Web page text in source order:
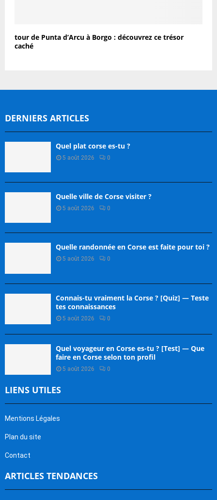
tour de Punta d’Arcu à Borgo : découvrez ce trésor
caché
DERNIERS ARTICLES
Quel plat corse es-tu ?
5 août 2026 0
Quelle ville de Corse visiter ?
5 août 2026 0
Quelle randonnée en Corse est faite pour toi ?
5 août 2026 0
Connais-tu vraiment la Corse ? [Quiz] — Teste
tes connaissances
5 août 2026 0
Quel voyageur en Corse es-tu ? [Test] — Que
faire en Corse selon ton profil
5 août 2026 0
LIENS UTILES
Mentions Légales
Plan du site
Contact
ARTICLES TENDANCES